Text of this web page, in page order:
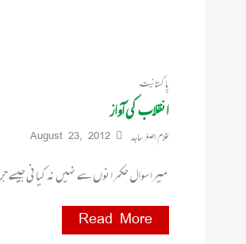
پاکستانیت
انقلاب کی آواز
غلام اصغر ساجد August 23, 2012
میرا سوال حکمرانوں سے نہیں نہ کیانی
Read More